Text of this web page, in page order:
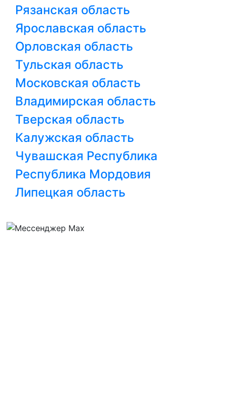
Рязанская область
Ярославская область
Орловская область
Тульская область
Московская область
Владимирская область
Тверская область
Калужская область
Чувашская Республика
Республика Мордовия
Липецкая область